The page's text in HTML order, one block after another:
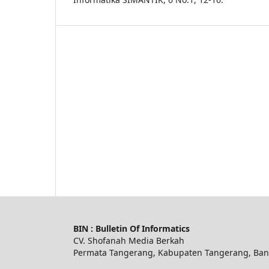
BIN : Bulletin Of Informatics
CV. Shofanah Media Berkah
Permata Tangerang, Kabupaten Tangerang,